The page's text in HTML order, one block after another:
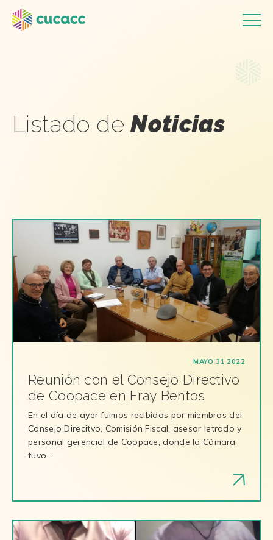
Listado deNoticias
MAYO 31 2022
Reunión con el Consejo Directivo
de Coopace en Fray Bentos
En el día de ayer fuimos recibidos por miembros del
Consejo Direcitvo, Comisión Fiscal, asesor letrado y
personal gerencial de Coopace, donde la Cámara
tuvo…